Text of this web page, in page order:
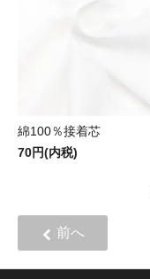
綿100％接着芯
70円(内税)
前へ